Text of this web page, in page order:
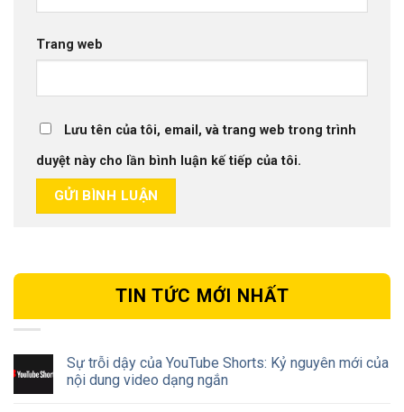
Trang web
Lưu tên của tôi, email, và trang web trong trình
duyệt này cho lần bình luận kế tiếp của tôi.
TIN TỨC MỚI NHẤT
Sự trỗi dậy của YouTube Shorts: Kỷ nguyên mới của
nội dung video dạng ngắn